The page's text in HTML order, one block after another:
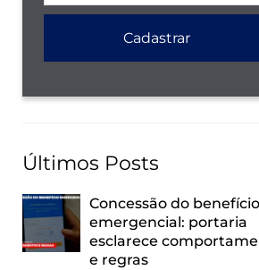
Últimos Posts
Concessão do benefício
emergencial: portaria
esclarece
e regras